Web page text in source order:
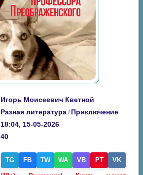
Игорь Моисеевич Кветной
Разная литература / Приключение
18:04, 15-05-2026
40
TG FB TW WA VB PT VK